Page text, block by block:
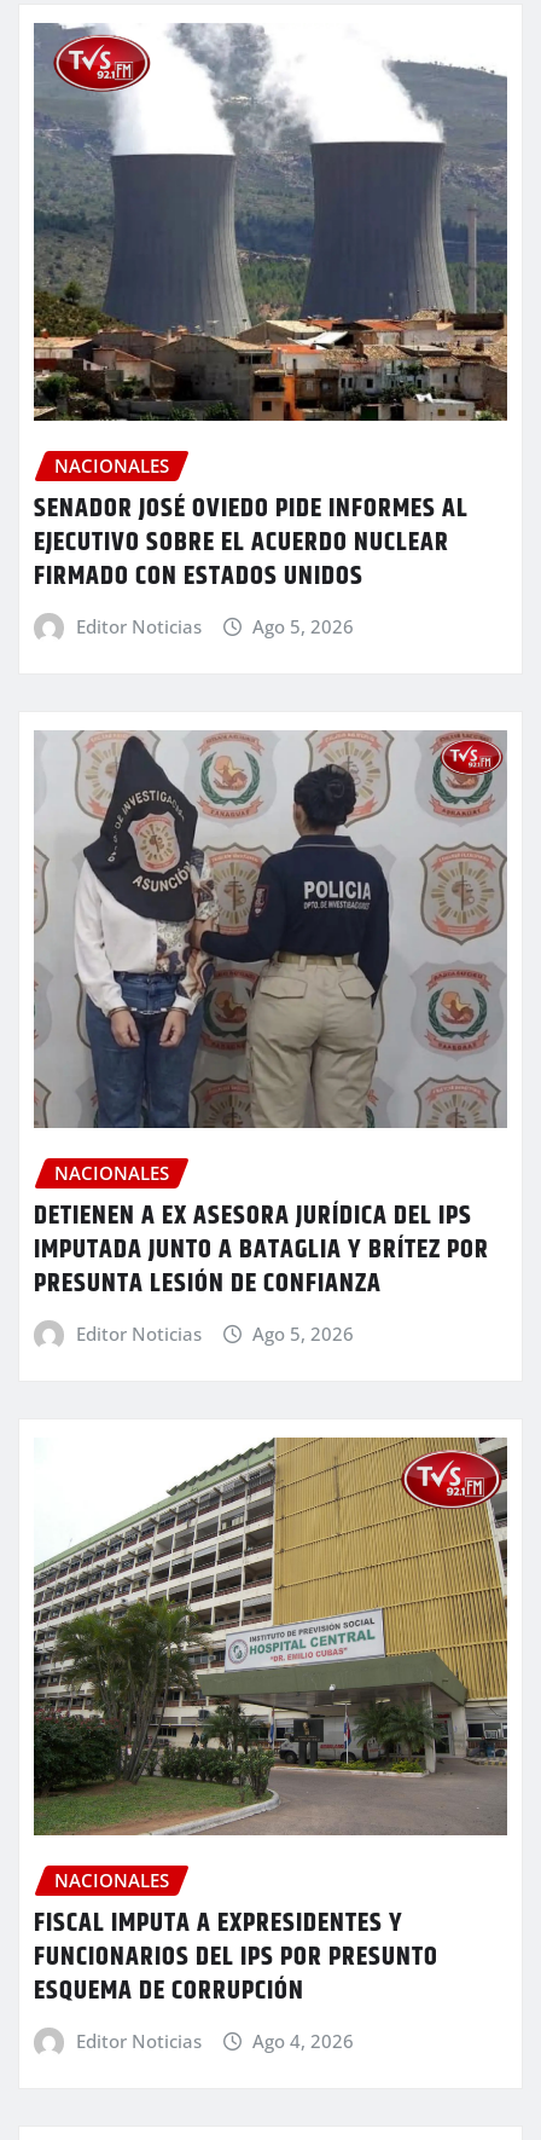
NACIONALES
SENADOR JOSÉ OVIEDO PIDE INFORMES AL
EJECUTIVO SOBRE EL ACUERDO NUCLEAR
FIRMADO CON ESTADOS UNIDOS
Editor Noticias Ago 5, 2026
NACIONALES
DETIENEN A EX ASESORA JURÍDICA DEL IPS
IMPUTADA JUNTO A BATAGLIA Y BRÍTEZ POR
PRESUNTA LESIÓN DE CONFIANZA
Editor Noticias Ago 5, 2026
NACIONALES
FISCAL IMPUTA A EXPRESIDENTES Y
FUNCIONARIOS DEL IPS POR PRESUNTO
ESQUEMA DE CORRUPCIÓN
Editor Noticias Ago 4, 2026